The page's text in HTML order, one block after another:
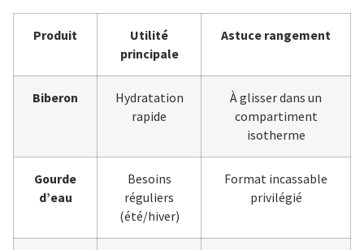
Produit
Utilité
principale
Astuce rangement
Biberon
Hydratation
rapide
À glisser dans un
compartiment
isotherme
Gourde
d’eau
Besoins
réguliers
(été/hiver)
Format incassable
privilégié